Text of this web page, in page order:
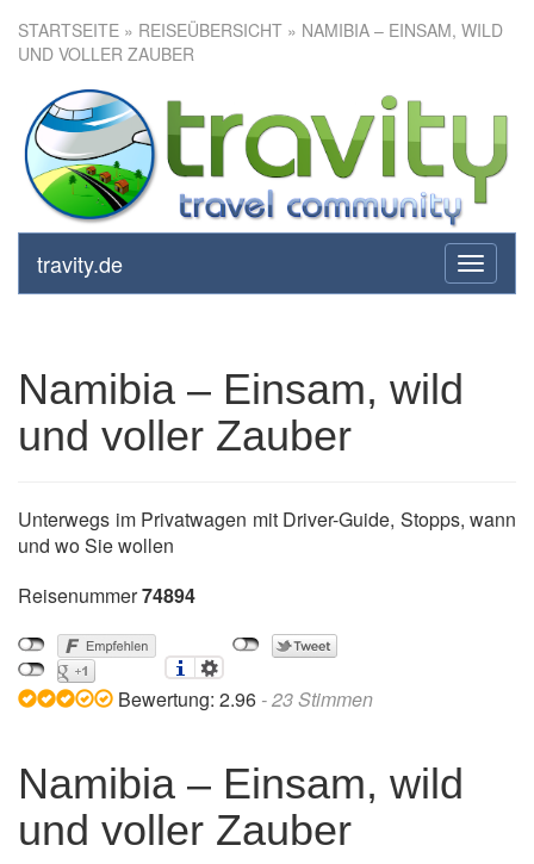
STARTSEITE » REISEÜBERSICHT » NAMIBIA – EINSAM, WILD
UND VOLLER ZAUBER
toggle
travity.de
Namibia – Einsam, wild und
voller Zauber
Namibia – Einsam, wild
und voller Zauber
Unterwegs im Privatwagen mit Driver-Guide, Stopps, wann
und wo Sie wollen
Reisenummer74894
Bewertung: 2.96 -23Stimmen
Namibia – Einsam, wild
und voller Zauber